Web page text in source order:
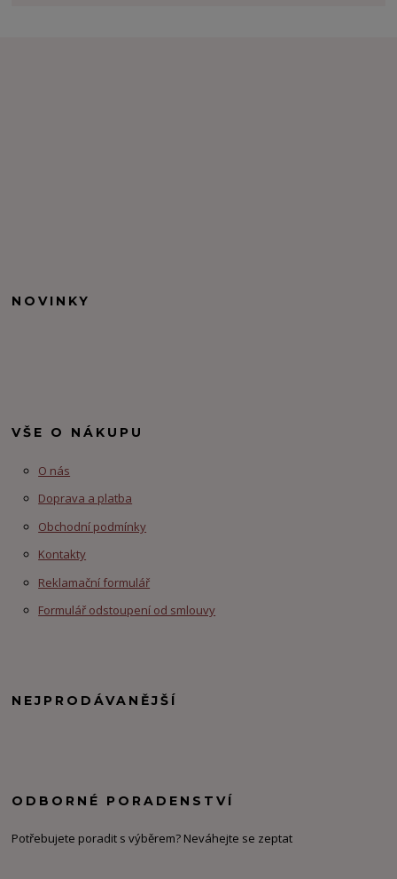
NOVINKY
VŠE O NÁKUPU
O nás
Doprava a platba
Obchodní podmínky
Kontakty
Reklamační formulář
Formulář odstoupení od smlouvy
NEJPRODÁVANĚJŠÍ
ODBORNÉ PORADENSTVÍ
Potřebujete poradit s výběrem? Neváhejte se zeptat